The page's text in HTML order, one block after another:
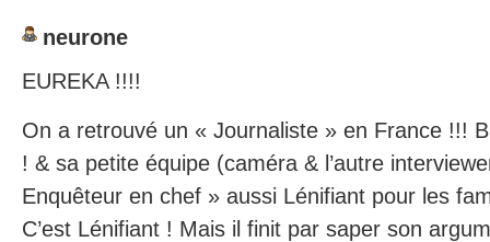
neurone
EUREKA !!!!
On a retrouvé un « Journaliste » en France !!!
! & sa petite équipe (caméra & l’autre
Enquêteur en chef » aussi Lénifiant pour les
C’est Lénifiant ! Mais il finit par saper son